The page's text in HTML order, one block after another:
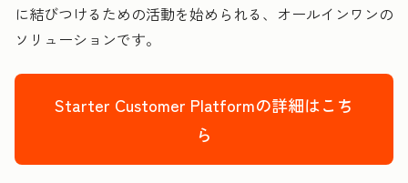
に結びつけるための活動を始められる、オールインワンの
ソリューションです。
Starter Customer Platformの詳細はこち
ら